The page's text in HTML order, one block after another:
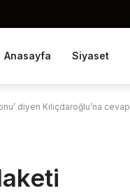
Anasayfa Siyaset
diyen Kılıçdaroğlu’na cevap